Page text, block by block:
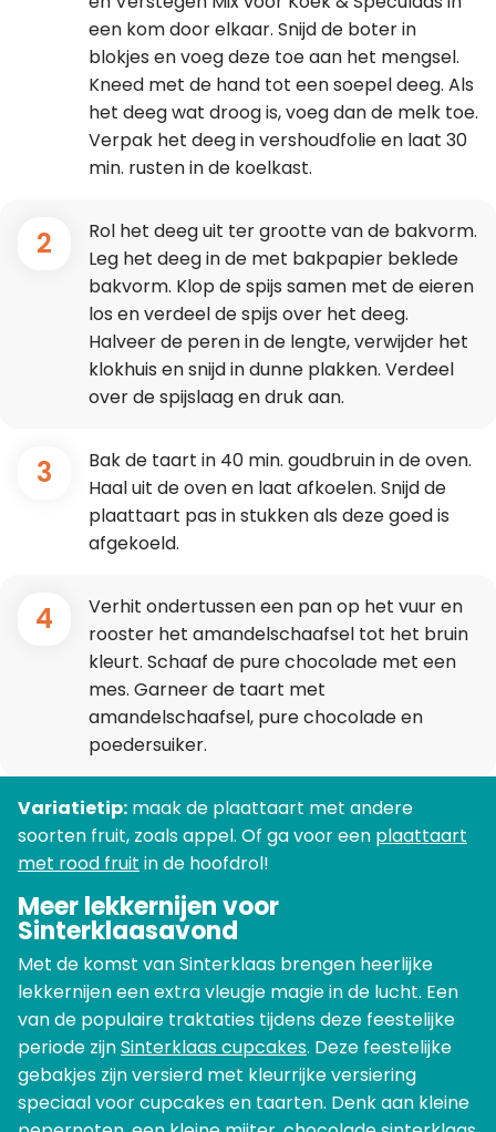
een kom door elkaar. Snijd de boter in
blokjes en voeg deze toe aan het mengsel.
Kneed met de hand tot een soepel deeg. Als
het deeg wat droog is, voeg dan de melk toe.
Verpak het deeg in vershoudfolie en laat 30
min. rusten in de koelkast.
2
Rol het deeg uit ter grootte van de bakvorm.
Leg het deeg in de met bakpapier beklede
bakvorm. Klop de spijs samen met de eieren
los en verdeel de spijs over het deeg.
Halveer de peren in de lengte, verwijder het
klokhuis en snijd in dunne plakken. Verdeel
over de spijslaag en druk aan.
3
Bak de taart in 40 min. goudbruin in de oven.
Haal uit de oven en laat afkoelen. Snijd de
plaattaart pas in stukken als deze goed is
afgekoeld.
4
Verhit ondertussen een pan op het vuur en
rooster het amandelschaafsel tot het bruin
kleurt. Schaaf de pure chocolade met een
mes. Garneer de taart met
amandelschaafsel, pure chocolade en
poedersuiker.
Variatietip: maak de plaattaart met andere
soorten fruit, zoals appel. Of ga voor een plaattaart
met rood fruit in de hoofdrol!
Meer lekkernijen voor
Sinterklaasavond
Met de komst van Sinterklaas brengen heerlijke
lekkernijen een extra vleugje magie in de lucht. Een
van de populaire traktaties tijdens deze feestelijke
periode zijnSinterklaas cupcakes. Deze feestelijke
gebakjes zijn versierd met kleurrijke versiering
speciaal voor cupcakes en taarten. Denk aan kleine